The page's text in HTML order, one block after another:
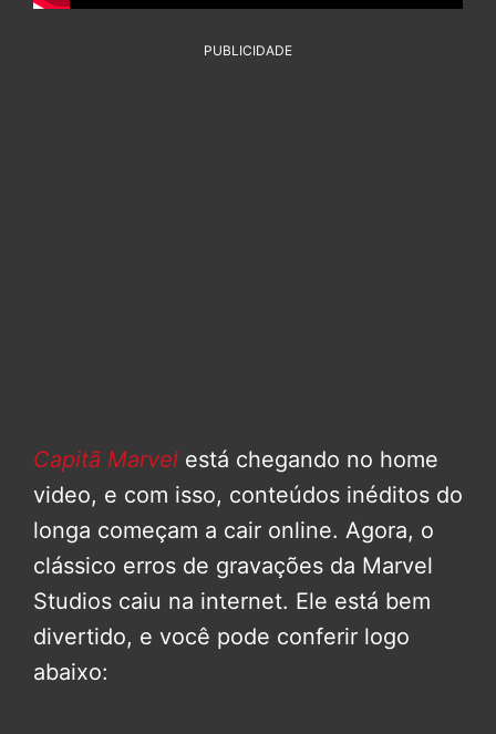
PUBLICIDADE
Capitã Marvel está chegando no home
video, e com isso, conteúdos inéditos do
longa começam a cair online. Agora, o
clássico erros de gravações da Marvel
Studios caiu na internet. Ele está bem
divertido, e você pode conferir logo
abaixo: